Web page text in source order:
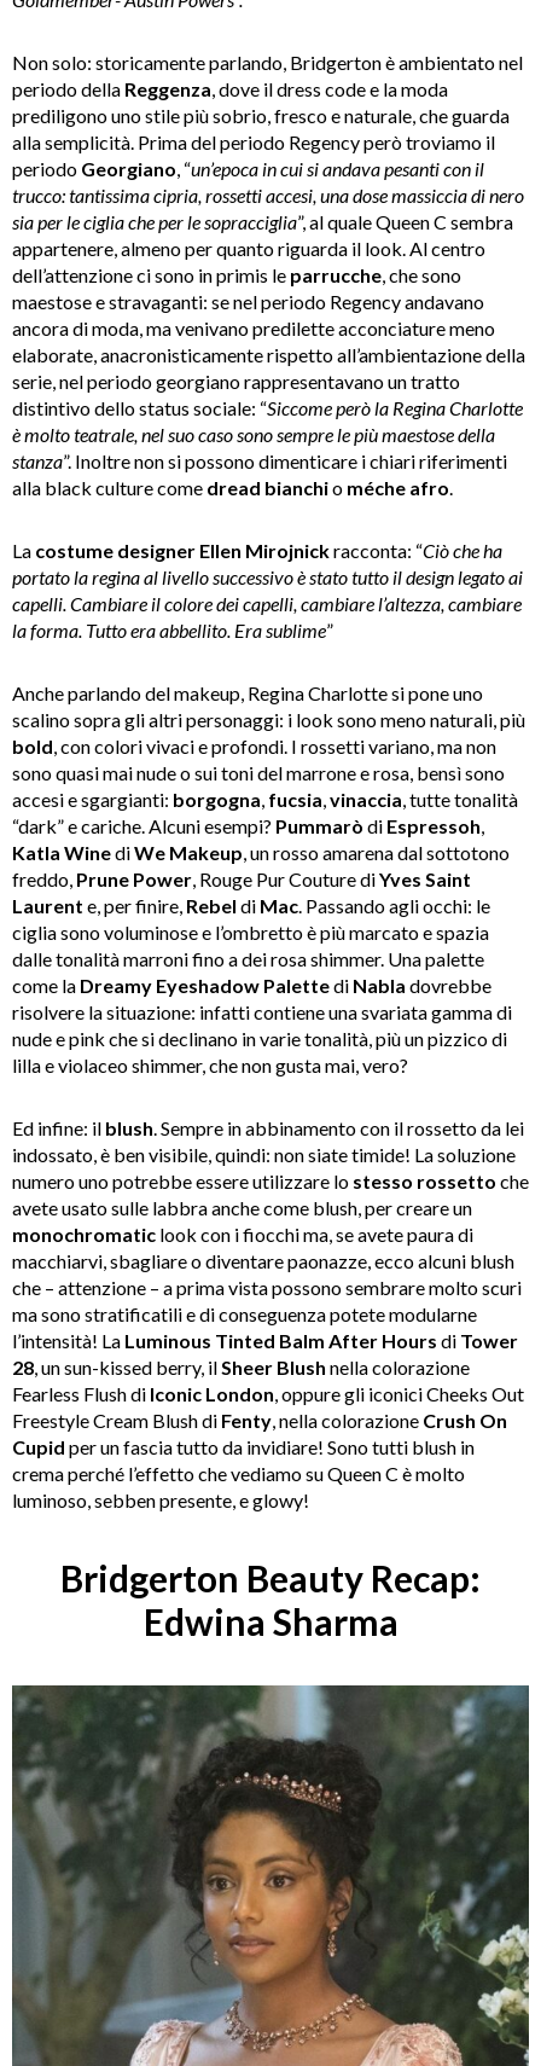
Non solo: storicamente parlando, Bridgerton è ambientato nel
periodo della Reggenza, dove il dress code e la moda
prediligono uno stile più sobrio, fresco e naturale, che guarda
alla semplicità. Prima del periodo Regency però troviamo il
periodo Georgiano, “un’epoca in cui si andava pesanti con il
trucco: tantissima cipria, rossetti accesi, una dose massiccia di nero
sia per le ciglia che per le sopracciglia”, al quale Queen C sembra
appartenere, almeno per quanto riguarda il look. Al centro
dell’attenzione ci sono in primis le parrucche, che sono
maestose e stravaganti: se nel periodo Regency andavano
ancora di moda, ma venivano predilette acconciature meno
elaborate, anacronisticamente rispetto all’ambientazione della
serie, nel periodo georgiano rappresentavano un tratto
distintivo dello status sociale: “Siccome però la Regina Charlotte
è molto teatrale, nel suo caso sono sempre le più maestose della
stanza”. Inoltre non si possono dimenticare i chiari riferimenti
alla black culture come dread bianchio méche afro.
La costume designer Ellen Mirojnickracconta: “Ciò che ha
portato la regina al livello successivo è stato tutto il design legato ai
capelli. Cambiare il colore dei capelli, cambiare l’altezza, cambiare
la forma. Tutto era abbellito. Era sublime”
Anche parlando del makeup, Regina Charlotte si pone uno
scalino sopra gli altri personaggi: i look sono meno naturali, più
bold, con colori vivaci e profondi. I rossetti variano, ma non
sono quasi mai nude o sui toni del marrone e rosa, bensì sono
accesi e sgargianti: borgogna, fucsia,vinaccia, tutte tonalità
“dark” e cariche. Alcuni esempi? Pummarò di Espressoh,
Katla WinediWe Makeup, un rosso amarena dal sottotono
freddo, Prune Power, Rouge Pur Couture diYves Saint
Laurent e, per finire, Rebel di Mac. Passando agli occhi: le
ciglia sono voluminose e l’ombretto è più marcato e spazia
dalle tonalità marroni fino a dei rosa shimmer. Una palette
come la Dreamy Eyeshadow Palettedi Nabla dovrebbe
risolvere la situazione: infatti contiene una svariata gamma di
nude e pink che si declinano in varie tonalità, più un pizzico di
lilla e violaceo shimmer, che non gusta mai, vero?
Ed infine: il blush. Sempre in abbinamento con il rossetto da lei
indossato, è ben visibile, quindi: non siate timide! La soluzione
numero uno potrebbe essere utilizzare lo stesso rossetto che
avete usato sulle labbra anche come blush, per creare un
monochromatic look con i fiocchi ma, se avete paura di
macchiarvi, sbagliare o diventare paonazze, ecco alcuni blush
che – attenzione – a prima vista possono sembrare molto scuri
ma sono stratificatili e di conseguenza potete modularne
l’intensità! La Luminous Tinted Balm After Hours di Tower
28, un sun-kissed berry, ilSheer Blush nella colorazione
Fearless Flush di Iconic London, oppure gli iconici Cheeks Out
Freestyle Cream Blush di Fenty, nella colorazione Crush On
Cupid per un fascia tutto da invidiare! Sono tutti blush in
crema perché l’effetto che vediamo su Queen C è molto
luminoso, sebben presente, e glowy!
Bridgerton Beauty Recap:
Edwina Sharma